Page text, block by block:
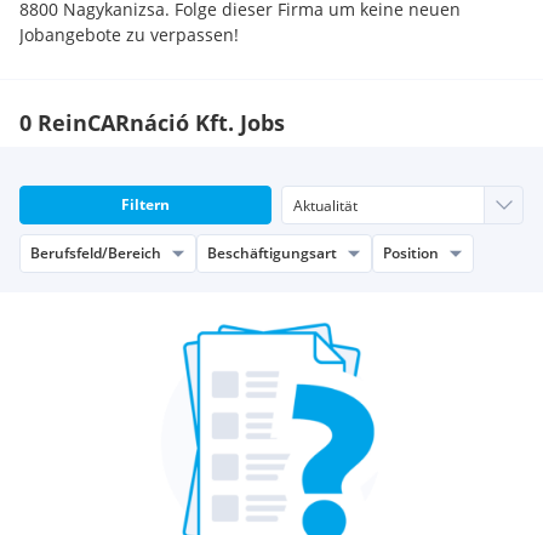
8800 Nagykanizsa. Folge dieser Firma um keine neuen
Jobangebote zu verpassen!
0 ReinCARnáció Kft. Jobs
Filtern
Berufsfeld/Bereich Beschäftigungsart Position